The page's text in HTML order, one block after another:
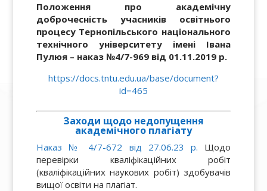
Положення про академічну
доброчесність учасників освітнього
процесу Тернопільського національного
технічного університету імені Івана
Пулюя – наказ №4/7-969 від 01.11.2019 р.
https://docs.tntu.edu.ua/base/document?
id=465
Заходи щодо недопущення
академічного плагіату
Наказ № 4/7-672 від 27.06.23 р. Щодо
перевірки кваліфікаційних робіт
(кваліфікаційних наукових робіт) здобувачів
вищої освіти на плагіат.